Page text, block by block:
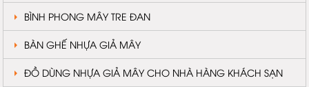
BÌNH PHONG MÂY TRE ĐAN
BÀN GHẾ NHỰA GIẢ MÂY
ĐỒ DÙNG NHỰA GIẢ MÂY CHO NHÀ HÀNG KHÁCH SẠN